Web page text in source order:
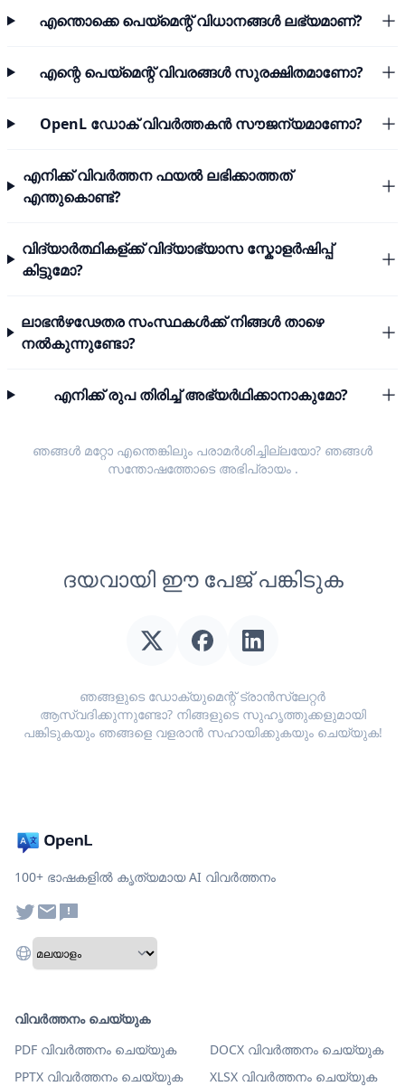
എന്തൊക്കെ പെയ്മെന്റ് വിധാനങ്ങൾ ലഭ്യമാണ്?
എന്റെ പെയ്മെന്റ് വിവരങ്ങൾ സുരക്ഷിതമാണോ?
OpenL ഡോക് വിവർത്തകൻ സൗജന്യമാണോ?
എനിക്ക് വിവർത്തന ഫയൽ ലഭിക്കാത്തത്
എന്തുകൊണ്ട്?
വിദ്യാർത്ഥികള്ക്ക് വിദ്യാഭ്യാസ സ്കോളർഷിപ്പ്
കിട്ടുമോ?
ലാഭൻഴഢേതര സംസ്ഥകൾക്ക് നിങ്ങൾ താഴെ
നൽകുന്നുണ്ടോ?
എനിക്ക് രുപ തിരിച്ച് അഭ്യർഥിക്കാനാകുമോ?
ഞങ്ങൾ മറ്റോ എന്തെങ്കിലും പരാമർശിച്ചില്ലയോ? ഞങ്ങൾ
സന്തോഷത്തോടെ അഭിപ്രായം.
ദയവായി ഈ പേജ് പങ്കിടുക
ഞങ്ങളുടെ ഡോക്യുമെന്റ് ട്രാൻസ്ലേറ്റർ
ആസ്വദിക്കുന്നുണ്ടോ? നിങ്ങളുടെ സുഹൃത്തുക്കളുമായി
പങ്കിടുകയും ഞങ്ങളെ വളരാൻ സഹായിക്കുകയും ചെയ്യുക!
100+ ഭാഷകളിൽ കൃത്യമായ AI വിവർത്തനം
വിവർത്തനം ചെയ്യുക
PDF വിവർത്തനം ചെയ്യുക
DOCX വിവർത്തനം ചെയ്യുക
PPTX വിവർത്തനം ചെയ്യുക
XLSX വിവർത്തനം ചെയ്യുക